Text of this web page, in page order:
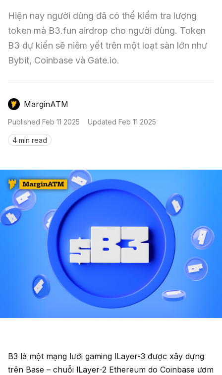
Sàn Giao Dịch
Công Cụ Đầu Tư
Mô Hình Biểu Đồ Giá
GameFi
Hiện nay người dùng đã có thể kiểm tra lượng
token mà B3.fun airdrop cho người dùng. Token
B3 dự kiến sẽ niêm yết trên một loạt sàn lớn như
Bybit, Coinbase và Gate.io.
MarginATM
Published Feb 11 2025 Updated Feb 11 2025
4 min read
B3 là một mạng lưới gaming lLayer-3 được xây dựng
trên Base – chuỗi lLayer-2 Ethereum do Coinbase ươm